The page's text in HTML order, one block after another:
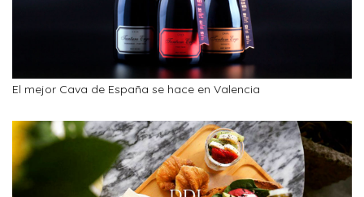
El mejor Cava de España se hace en Valencia